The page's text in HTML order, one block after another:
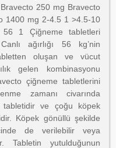
250 mg Bravecto
1400 mg 2-4.5 1 >4.5-10
1 Çiğneme tabletleri
ağırlığı 56 kg’nin
oluşan ve vücut
gelen kombinasyonu
çiğneme tabletlerini
zamanı civarında
tabletidir ve çoğu köpek
Köpek gönüllü şekilde
de verilebilir veya
Tabletin yutulduğunun